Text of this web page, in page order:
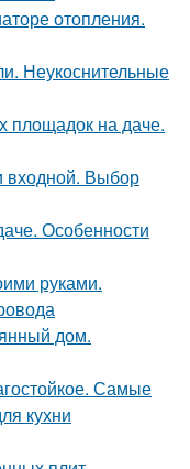
отопления.
Неукоснительные
площадок на даче.
входной. Выбор
Особенности
руками.
дом.
Самые
кухни